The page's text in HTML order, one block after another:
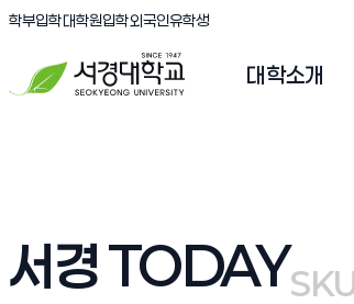
서경대학교
학부입학(새창 열림)
대학원입학(새창 열림)
외국인유학생(새창 열림)
대학소개
서경 TODAY